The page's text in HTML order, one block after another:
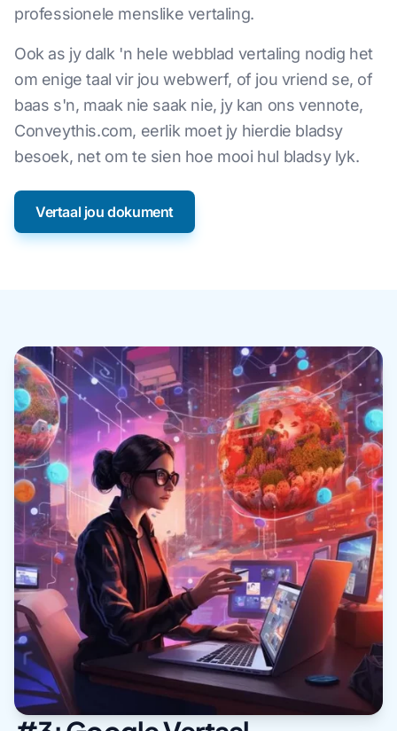
professionele menslike vertaling.
Ook as jy dalk 'n hele webblad vertaling nodig het
om enige taal vir jou webwerf, of jou vriend se, of
baas s'n, maak nie saak nie, jy kan ons vennote,
Conveythis.com, eerlik moet jy hierdie bladsy
besoek, net om te sien hoe mooi hul bladsy lyk.
Vertaal jou dokument